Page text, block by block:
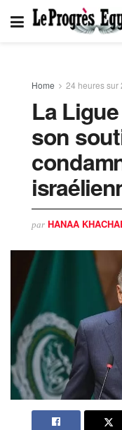
Home 24 heures sur
La
son
par HANAA